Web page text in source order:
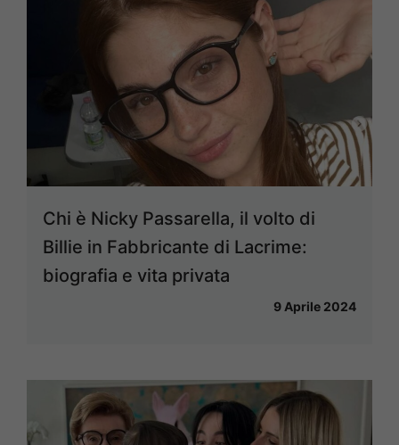
Chi è Nicky Passarella, il volto di
Billie in Fabbricante di Lacrime:
biografia e vita privata
9 Aprile 2024